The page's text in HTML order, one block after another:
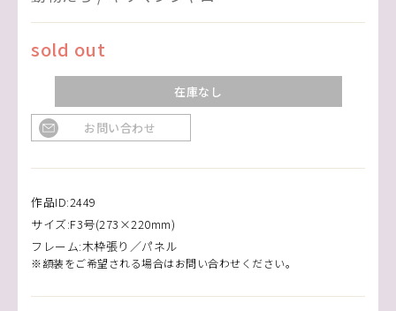
sold out
在庫なし
お問い合わせ
作品ID:2449
サイズ:F3号(273×220mm)
フレーム:木枠張り／パネル
※額装をご希望される場合はお問い合わせください。